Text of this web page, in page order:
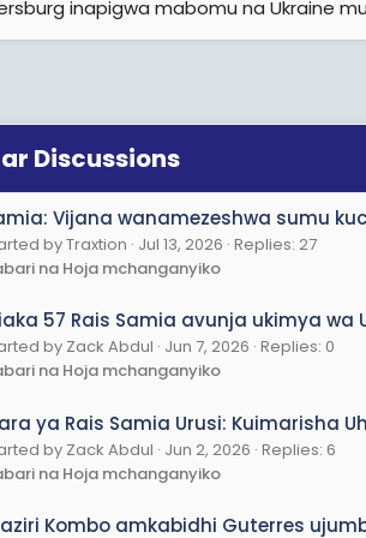
tunaona historia hiyo ikiendelea
wazalendo tunaelewa kuwa maendeleo
maana tunasema kwa sauti moja kuwa
ukweli.
namna nchi yetu inavyoendelea kupata
wakulima wafugaji na makundi
kuwa safari ya maendeleo huwa na
inapigwa mabomu na Ukraine
Discussions
Vijana wanamezeshwa sumu
by Traxtion Jul 13, 2026 Replies: 27
na Hoja mchanganyiko
57 Rais Samia avunja ukimya wa
by Zack Abdul Jun 7, 2026 Replies: 0
na Hoja mchanganyiko
ya Rais Samia Urusi: Kuimarisha
by Zack Abdul Jun 2, 2026 Replies: 6
na Hoja mchanganyiko
Kombo amkabidhi Guterres